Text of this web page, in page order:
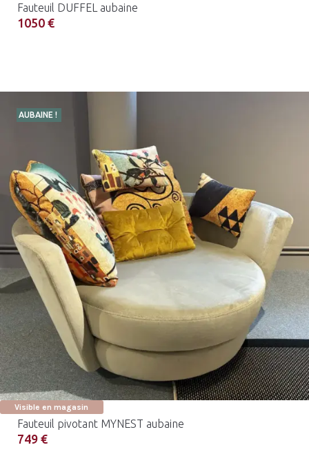
Fauteuil DUFFEL aubaine
1050 €
AUBAINE !
Visible en magasin
Fauteuil pivotant MYNEST aubaine
749 €